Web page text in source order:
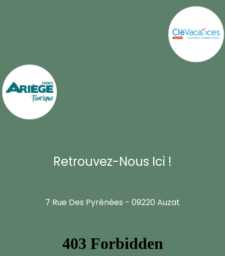
Retrouvez-Nous Ici !
7 Rue Des Pyrénées - 09220 Auzat